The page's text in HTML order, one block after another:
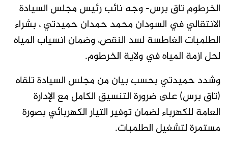
الخرطوم تاق برس- وجه نائب رئيس مجلس السيادة
الانتقالي في السودان محمد حمدان حميدتي ، بشراء
الطلمبات الغاطسة لسد النقص، وضمان انسياب المياه
لحل ازمة المياه في ولاية الخرطوم.
وشدد حميدتي بحسب بيان من مجلس السيادة تلقاه
(تاق برس) على ضرورة التنسيق الكامل مع الإدارة
العامة للكهرباء لضمان توفير التيار الكهربائي بصورة
مستمرة لتشغيل الطلمبات.